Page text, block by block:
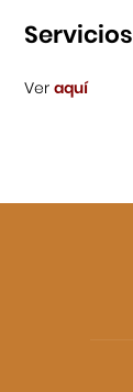
Servicios
Veraquí